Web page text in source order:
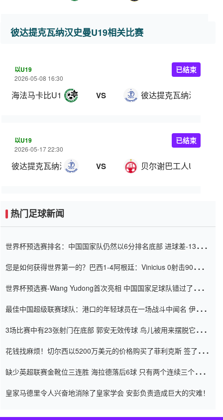
彼达提克瓦纳汉史曼U19相关比赛
以U19
2026-05-08 16:30
海法马卡比U19 VS 彼达提克瓦纳汉史曼
已结束
以U19
2026-05-17 22:30
彼达提克瓦纳汉史曼U19VS 贝尔谢巴工人U19
已结束
热门足球新闻
世界杯预选赛排名：中国国家队仍然以6分排名底部 进球差-13令人
您是如何获得世界第一的？巴西1-4阿根廷：Vinicius 0射击90分钟
世界杯预选赛-Wang Yudong首次亮相 中国国家足球队错过了世界
最佳中国超级联赛球队：港口的年轻球员在一场战斗中闻名 伊万放
3场比赛中有23张射门在底部 郭安无效传球 鸟儿被用来摆脱它
花钱找麻烦！切尔西以5200万美元的价格购买了菲利克斯 签了7年
缺少英超联赛金靴位三连胜 海拉德落后6球 只有两个连续三个连续
皇家马德里令人兴奋地消除了皇家学会 安彭负责造成巨大的灾难！